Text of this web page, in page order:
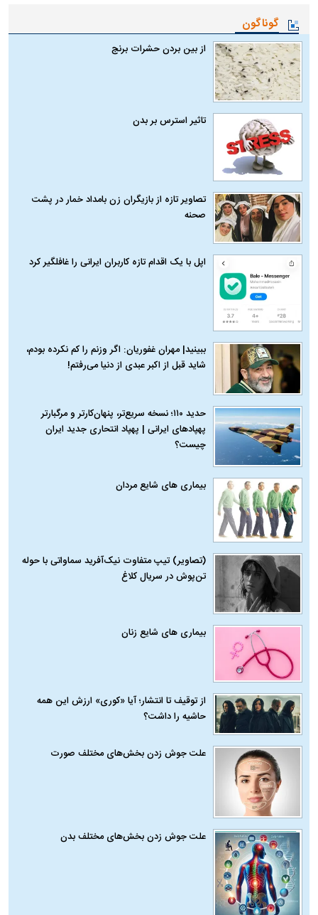
گوناگون
از بین بردن حشرات برنج
تاثیر استرس بر بدن
تصاویر تازه از بازیگران زن بامداد خمار در پشت
صحنه
اپل با یک اقدام تازه کاربران ایرانی را غافلگیر کرد
ببینید| مهران غفوریان: اگر وزنم را کم نکرده بودم،
شاید قبل از اکبر عبدی از دنیا می‌رفتم!
حدید ۱۱۰؛ نسخه سریع‌تر، پنهان‌کارتر و مرگبارتر
پهپادهای ایرانی | پهپاد انتحاری جدید ایران
چیست؟
بیماری‌ های شایع مردان
(تصاویر) تیپ متفاوت نیک‌آفرید سماواتی با حوله
تن‌پوش در سریال کلاغ
بیماری‌ های شایع زنان
از توقیف تا انتشار؛ آیا «کوری» ارزش این همه
حاشیه را داشت؟
علت جوش زدن بخش‌های مختلف صورت
علت جوش زدن بخش‌های مختلف بدن